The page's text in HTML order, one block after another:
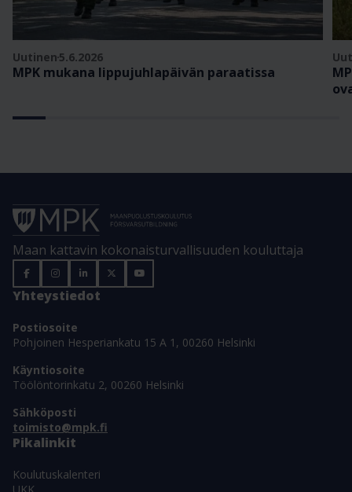
Uutinen 5.6.2026
MPK mukana lippujuhlapäivän paraatissa
Maan kattavin kokonaisturvallisuuden kouluttaja
Yhteystiedot
Postiosoite
Pohjoinen Hesperiankatu 15 A 1, 00260 Helsinki
Käyntiosoite
Töölöntorinkatu 2, 00260 Helsinki
Sähköposti
toimisto@mpk.fi
Pikalinkit
Koulutuskalenteri